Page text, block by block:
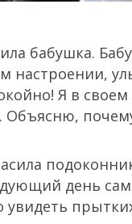
бабушка.
настроении,
Я в
Объясню,
день